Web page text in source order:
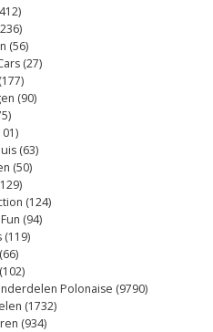
(56)
(27)
(177)
(90)
(63)
(50)
(124)
(94)
(119)
(66)
(102)
Polonaise (9790)
(1732)
(934)